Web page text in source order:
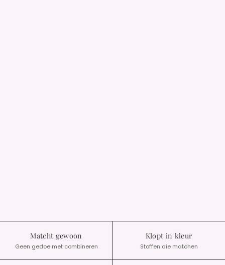
Matcht gewoon
Geen gedoe met combineren
Klopt in kleur
Stoffen die matchen